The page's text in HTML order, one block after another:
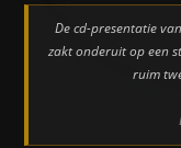
De cd-presentatie
zakt onderuit op een
ruim